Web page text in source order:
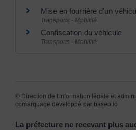
Mise en fourrière d'un
Transports - Mobilité
Confiscation du véhicule
Transports - Mobilité
© Direction de l'information légale et
comarquage developpé par baseo.io
La préfecture ne recevant plus